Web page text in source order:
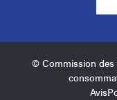
© Commission des
Avis